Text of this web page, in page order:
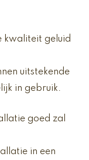
kwaliteit geluid
uitstekende
in gebruik.
goed zal
in een